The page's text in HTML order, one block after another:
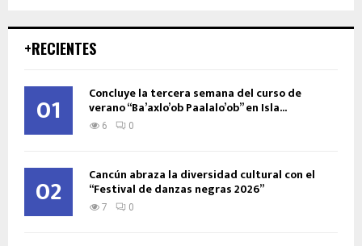
+RECIENTES
01 Concluye la tercera semana del curso de
verano “Ba’axlo’ob Paalalo’ob” en Isla...
6 0
02 Cancún abraza la diversidad cultural con el
“Festival de danzas negras 2026”
7 0